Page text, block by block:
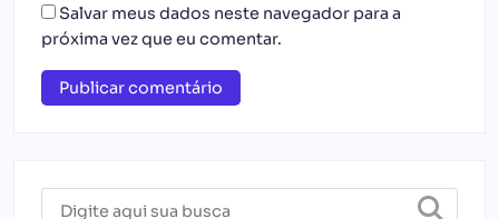
Salvar meus dados neste navegador para a
próxima vez que eu comentar.